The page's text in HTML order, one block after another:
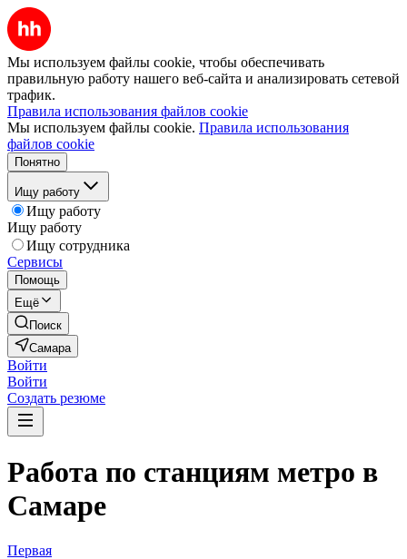
Мы используем файлы cookie, чтобы обеспечивать
правильную работу нашего веб-сайта и анализировать сетевой
трафик.
Правила использования файлов cookie
Мы используем файлы cookie. Правила использования
файлов cookie
Понятно
Ищу работу
Ищу работу
Ищу работу
Ищу сотрудника
Сервисы
Помощь
Ещё
Поиск
Самара
Войти
Войти
Создать резюме
Работа по станциям метро в
Самаре
Первая